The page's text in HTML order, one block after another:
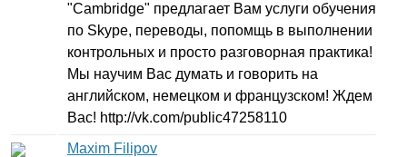
"Cambridge" предлагает Вам услуги обучения
по Skype, переводы, попомщь в выполнении
контрольных и просто разговорная практика!
Мы научим Вас думать и говорить на
английском, немецком и французском! Ждем
Вас! http://vk.com/public47258110
Maxim Filipov